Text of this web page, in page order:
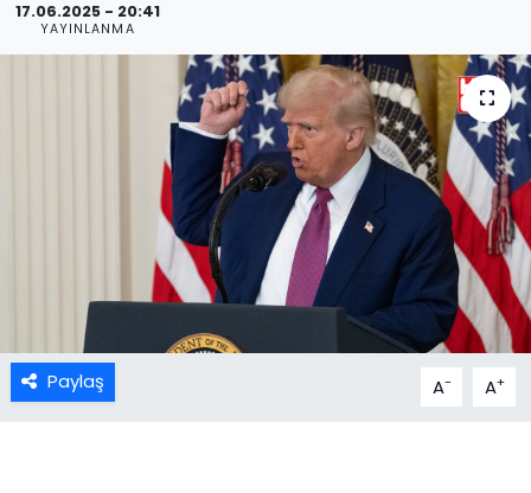
17.06.2025 - 20:41
YAYINLANMA
Paylaş A- A+